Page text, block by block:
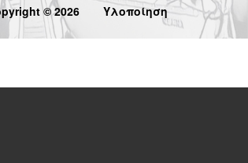
© 2026 Υλοποίηση